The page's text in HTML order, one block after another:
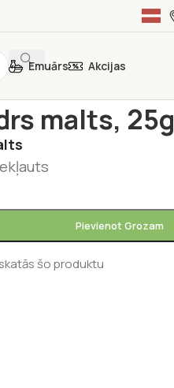
Emuārs Akcijas
malts, 25g
Pievienot Grozam
šo produktu